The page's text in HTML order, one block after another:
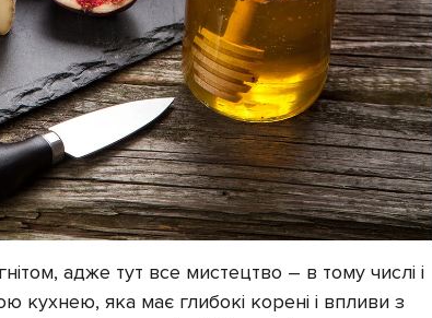
адже тут все мистецтво – в тому числі і
кухнею, яка має глибокі корені і впливи з